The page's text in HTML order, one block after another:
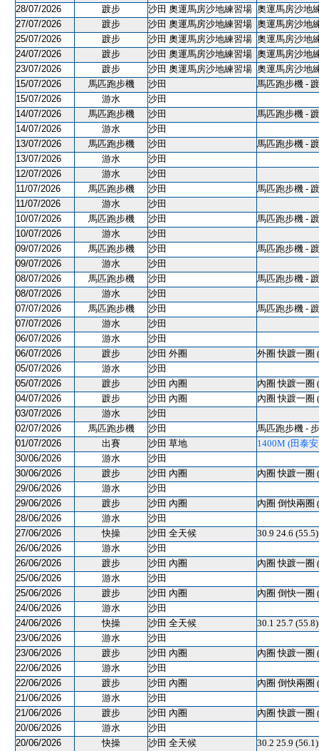
28/07/2026
踱步 沙田 奧運馬房沙地練習場 奧運馬房沙地
27/07/2026
踱步 沙田 奧運馬房沙地練習場 奧運馬房沙地
25/07/2026
踱步 沙田 奧運馬房沙地練習場 奧運馬房沙地
24/07/2026
踱步 沙田 奧運馬房沙地練習場 奧運馬房沙地
23/07/2026
踱步 沙田 奧運馬房沙地練習場 奧運馬房沙地
15/07/2026
馬匹跑步機 沙田
馬匹跑步機 -
15/07/2026
游水
沙田
14/07/2026
馬匹跑步機 沙田
馬匹跑步機 -
14/07/2026
游水
沙田
13/07/2026
馬匹跑步機 沙田
馬匹跑步機 -
13/07/2026
游水
沙田
12/07/2026
游水
沙田
11/07/2026
馬匹跑步機 沙田
馬匹跑步機 -
11/07/2026
游水
沙田
10/07/2026
馬匹跑步機 沙田
馬匹跑步機 -
10/07/2026
游水
沙田
09/07/2026
馬匹跑步機 沙田
馬匹跑步機 -
09/07/2026
游水
沙田
08/07/2026
馬匹跑步機 沙田
馬匹跑步機 -
08/07/2026
游水
沙田
07/07/2026
馬匹跑步機 沙田
馬匹跑步機 -
07/07/2026
游水
沙田
06/07/2026
游水
沙田
06/07/2026
踱步 沙田 外圈
外圈 快踱一圈
05/07/2026
游水
沙田
05/07/2026
踱步 沙田 內圈
內圈 快踱一圈
04/07/2026
踱步 沙田 內圈
內圈 快踱一圈
03/07/2026
游水
沙田
02/07/2026
馬匹跑步機 沙田
馬匹跑步機 -
01/07/2026
出賽 沙田 草地
1400M (田泰
30/06/2026
游水
沙田
30/06/2026
踱步 沙田 內圈
內圈 快踱一圈
29/06/2026
游水
沙田
29/06/2026
踱步 沙田 內圈
內圈 倒快兩圈
28/06/2026
游水
沙田
27/06/2026
快操 沙田 全天候
30.9 24.6
26/06/2026
游水
沙田
26/06/2026
踱步 沙田 內圈
內圈 快踱一圈
25/06/2026
游水
沙田
25/06/2026
踱步 沙田 內圈
內圈 倒快一圈
24/06/2026
游水
沙田
24/06/2026
快操 沙田 全天候
30.1 25.7
23/06/2026
游水
沙田
23/06/2026
踱步 沙田 內圈
內圈 快踱一圈
22/06/2026
游水
沙田
22/06/2026
踱步 沙田 內圈
內圈 倒快兩圈
21/06/2026
游水
沙田
21/06/2026
踱步 沙田 內圈
內圈 快踱一圈
20/06/2026
游水
沙田
20/06/2026
快操 沙田 全天候
30.2 25.9